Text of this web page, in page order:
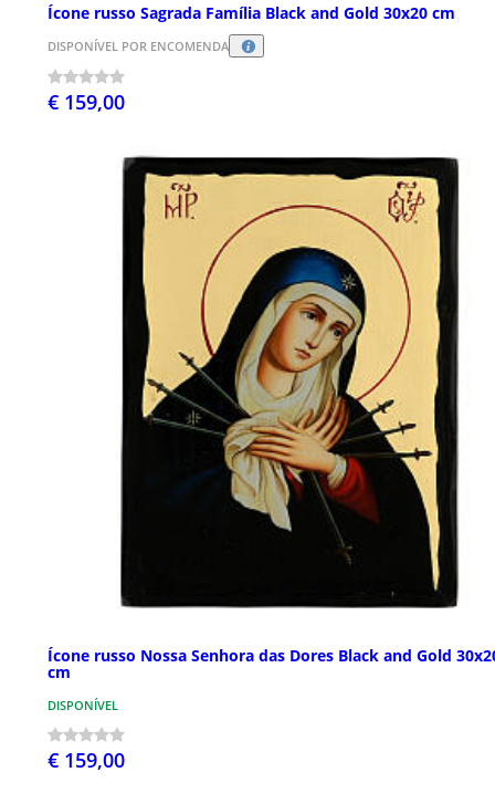
Ícone russo Sagrada Família Black and Gold 30x20 cm
DISPONÍVEL POR ENCOMENDA
€ 159,00
Ícone russo Nossa Senhora das Dores Black and Gold
cm
DISPONÍVEL
€ 159,00